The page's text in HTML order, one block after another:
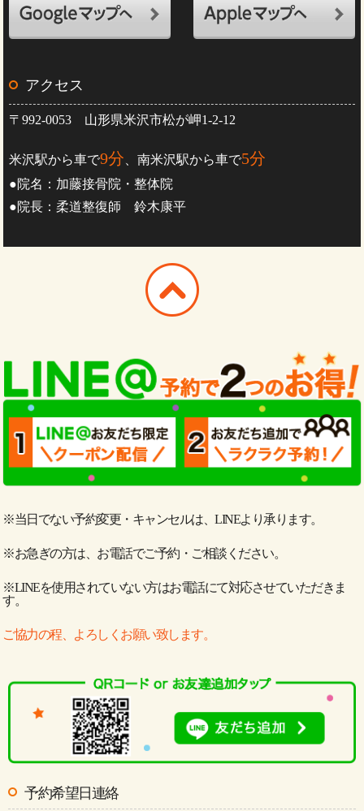
アクセス
〒992-0053 山形県米沢市松が岬1-2-12
米沢駅から車で9分 、南米沢駅から車で5分
●院名：加藤接骨院・整体院
●院長：柔道整復師 鈴木康平
※当日でない予約変更・キャンセルは、LINEより承ります。
※お急ぎの方は、お電話でご予約・ご相談ください。
※LINEを使用されていない方はお電話にて対応させていただきま
す。
ご協力の程、よろしくお願い致します。
予約希望日連絡